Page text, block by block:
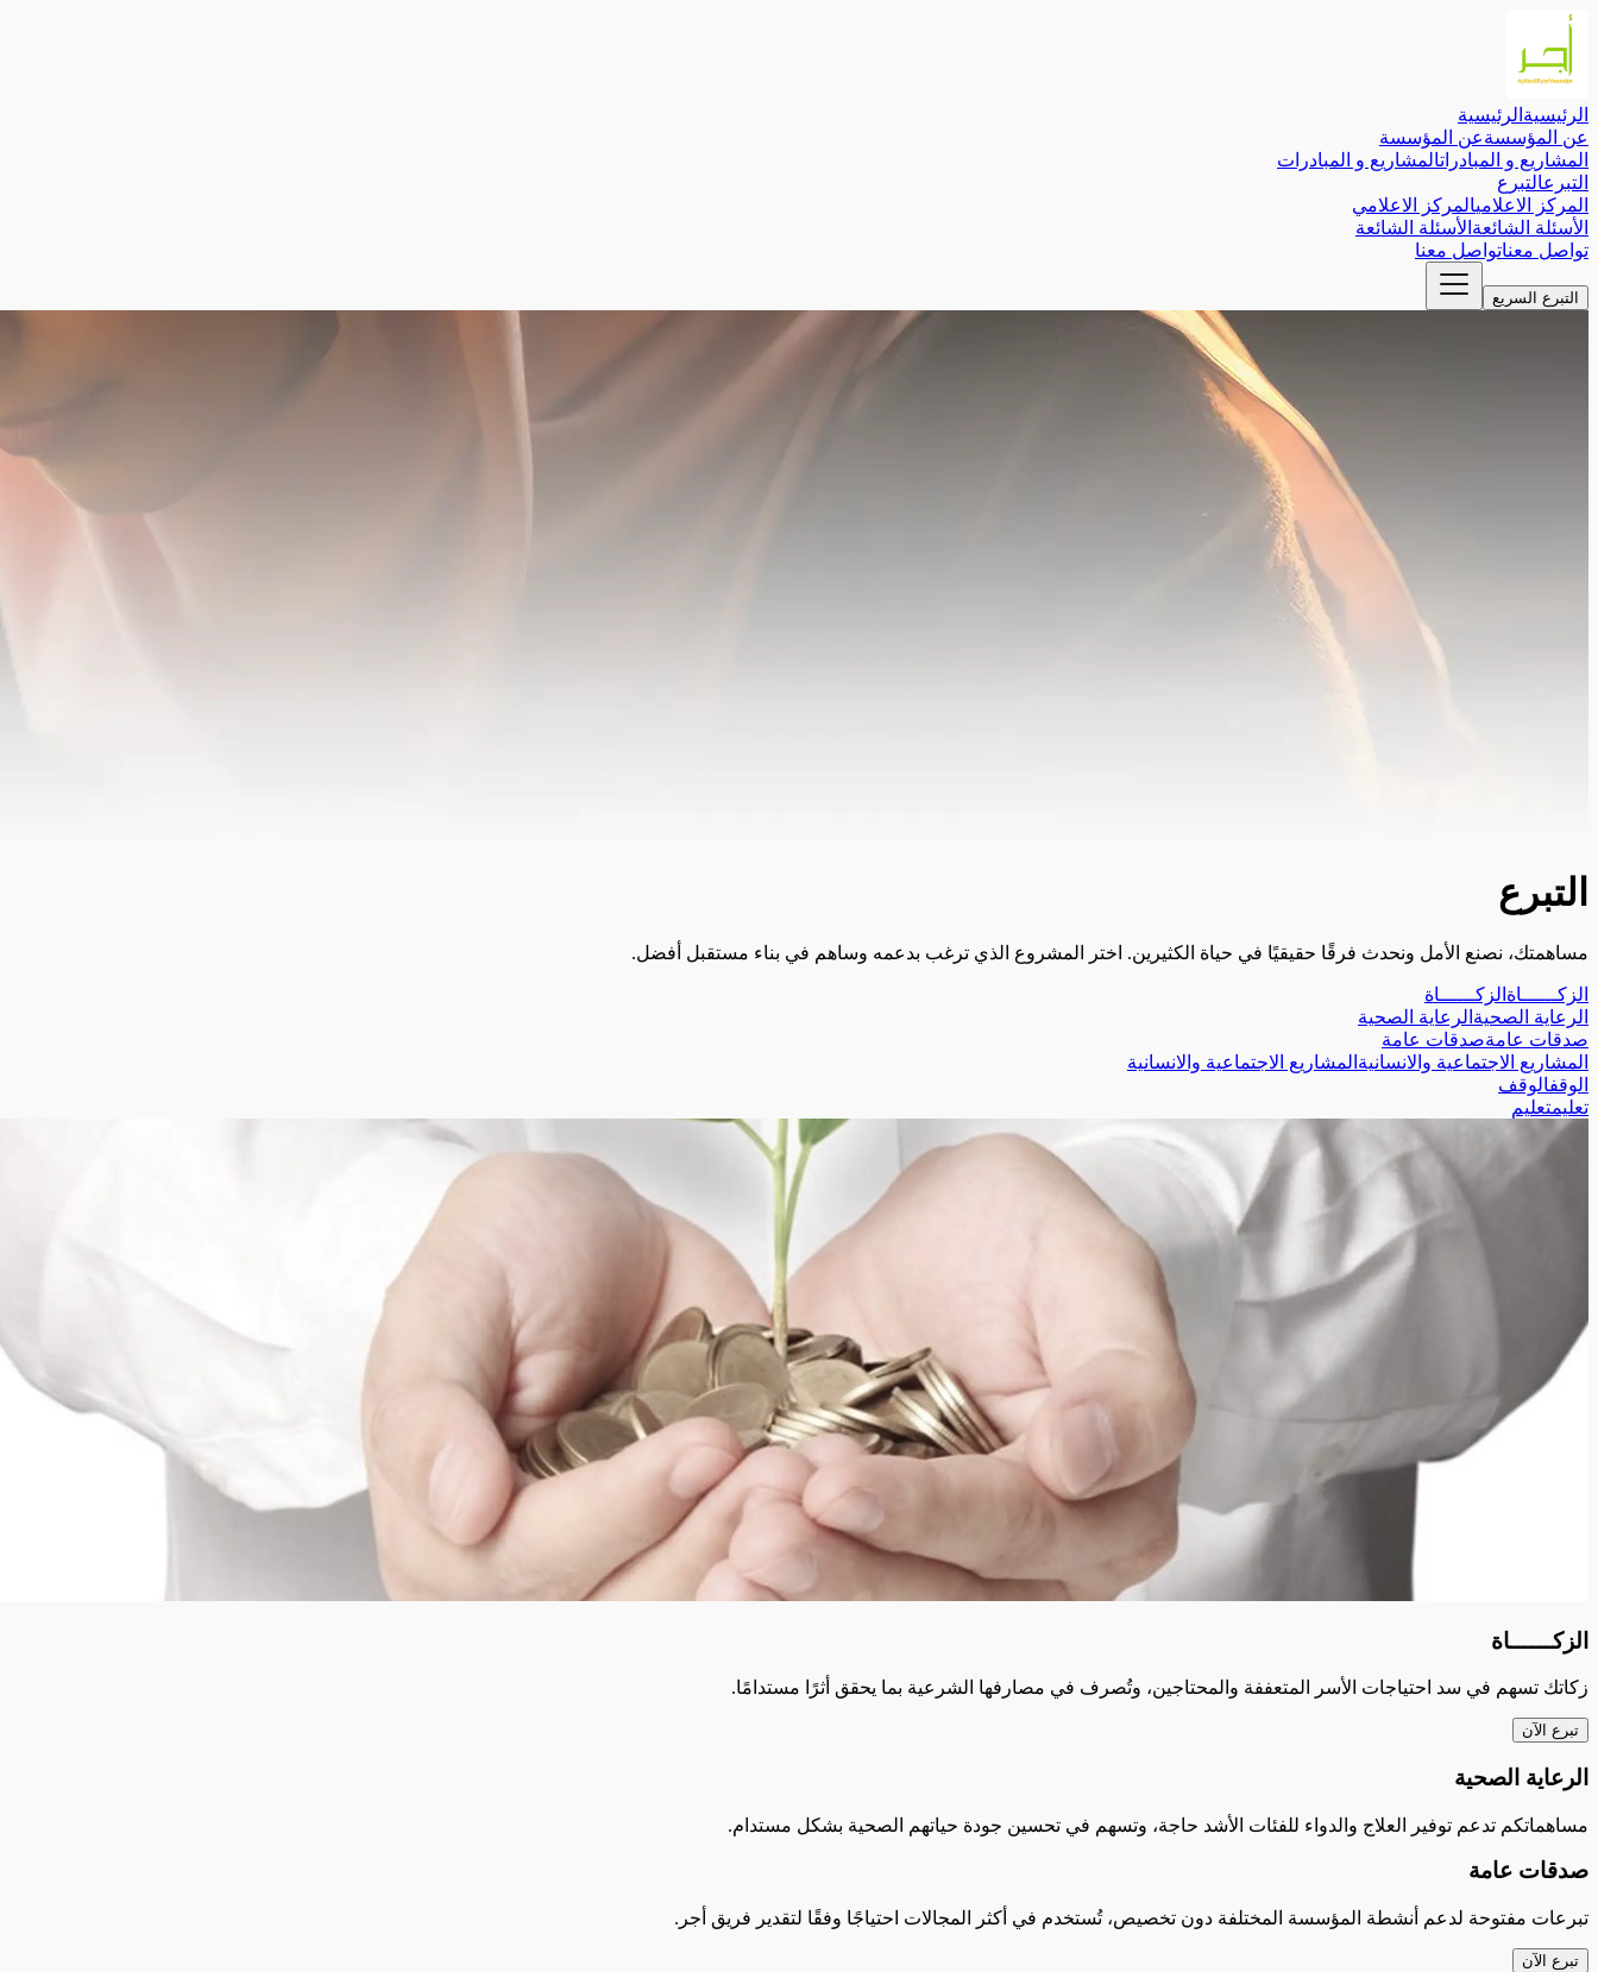
الرئيسية الرئيسية
عن المؤسسةعن المؤسسة
المشاريع و المبادراتالمشاريع و المبادرات
التبرعالتبرع
المركز الاعلاميالمركز الاعلامي
الأسئلة الشائعة الأسئلة الشائعة
تواصل معناتواصل معنا
التبرع السريع
التبرع
مساهمتك، نصنع الأمل ونحدث فرقًا حقيقيًا في حياة الكثيرين. اختر المشروع الذي ترغب بدعمه وساهم في بناء مستقبل أفضل.
الزكــــــاة الزكــــــاة
الرعاية الصحية الرعاية الصحية
صدقات عامةصدقات عامة
المشاريع الاجتماعية والانسانية المشاريع الاجتماعية والانسانية
الوقفالوقف
تعليمتعليم
الزكــــــاة
زكاتك تسهم في سد احتياجات الأسر المتعففة والمحتاجين، وتُصرف في مصارفها الشرعية بما يحقق أثرًا مستدامًا.
تبرع الآن
الرعاية الصحية
مساهماتكم تدعم توفير العلاج والدواء للفئات الأشد حاجة، وتسهم في تحسين جودة حياتهم الصحية بشكل مستدام.
صدقات عامة
تبرعات مفتوحة لدعم أنشطة المؤسسة المختلفة دون تخصيص، تُستخدم في أكثر المجالات احتياجًا وفقًا لتقدير فريق أجر.
تبرع الآن